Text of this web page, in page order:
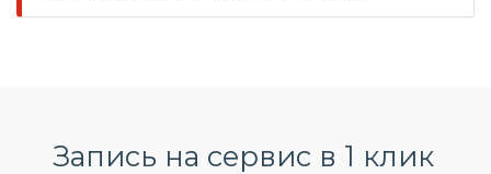
Запись на сервис в 1 клик